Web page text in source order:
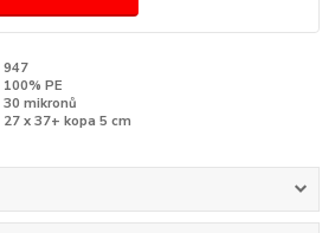
947
100% PE
30 mikronů
27 x 37+ kopa 5 cm